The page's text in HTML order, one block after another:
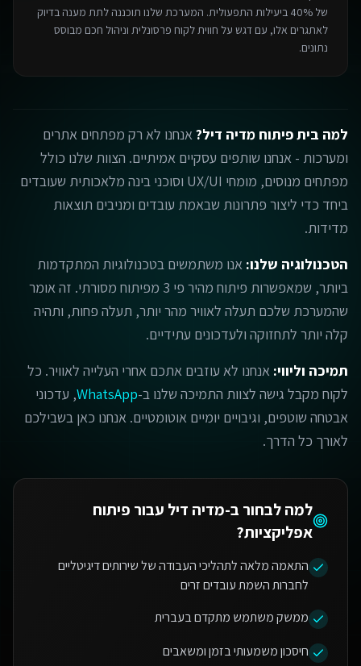
של 40% ביעילות התפעולית. המערכת שלנו תוכננה לתת מענה בדיוק
לאתגרים אלו, עם דגש על חווית לקוח פרסונלית וניהול חכם מבוסס
נתונים.
למה בית פיתוח מדיה דיל? אנחנו לא רק מפתחים אתרים
ומערכות - אנחנו שותפים עסקיים אמיתיים. הצוות שלנו כולל
מפתחים מנוסים, מומחי UX/UI וסוכני בינה מלאכותית שעובדים
ביחד כדי ליצור פתרונות שבאמת עובדים ומניבים תוצאות
מדידות.
הטכנולוגיה שלנו: אנו משתמשים בטכנולוגיות המתקדמות
ביותר, שמאפשרות פיתוח מהיר פי 3 מפיתוח מסורתי. זה אומר
שהמערכת שלכם תעלה לאוויר מהר יותר, תעלה פחות, ותהיה
קלה יותר לתחזוקה ולעדכונים עתידיים.
תמיכה וליווי: אנחנו לא עוזבים אתכם אחרי העלייה לאוויר. כל
לקוח מקבל גישה לצוות התמיכה שלנו ב-WhatsApp, עדכוני
אבטחה שוטפים, וגיבויים יומיים אוטומטיים. אנחנו כאן בשבילכם
לאורך כל הדרך.
למה לבחור ב-מדיה דיל עבור פיתוח
אפליקציות?
התאמה מלאה לתהליכי העבודה של שירותים דיגיטליים
לחברות השמת עובדים זרים
ממשק משתמש מתקדם בעברית
חיסכון משמעותי בזמן ומשאבים